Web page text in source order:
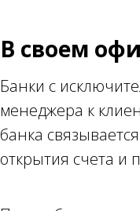
В своем
Банки с
менеджера к
банка
открытия счета и